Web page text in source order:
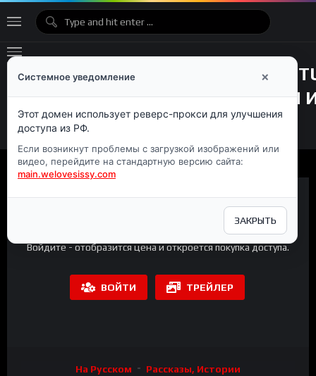
Войдите - отобразится цена и откроется покупка доступа.
ВОЙТИ ТРЕЙЛЕР
На Русском Рассказы, Истории
Системное уведомление ×
Этот домен использует реверс-прокси для улучшения
доступа из РФ.
Если возникнут проблемы с загрузкой изображений или
видео, перейдите на стандартную версию сайта:
main.welovesissy.com
ЗАКРЫТЬ